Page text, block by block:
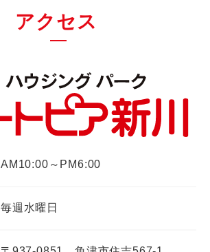
アクセス
AM10:00～PM6:00
毎週水曜日